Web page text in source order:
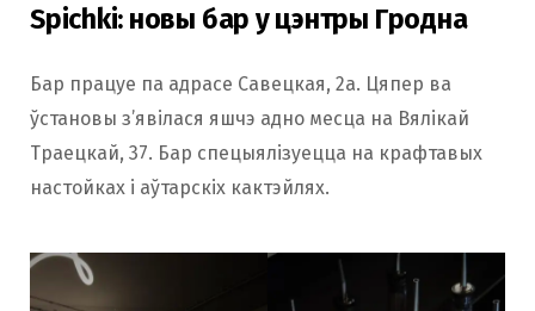
Spichki: новы бар у цэнтры Гродна
Бар працуе па адрасе Савецкая, 2а. Цяпер ва
ўстановы з’явілася яшчэ адно месца на Вялікай
Траецкай, 37. Бар спецыялізуецца на крафтавых
настойках і аўтарскіх кактэйлях.